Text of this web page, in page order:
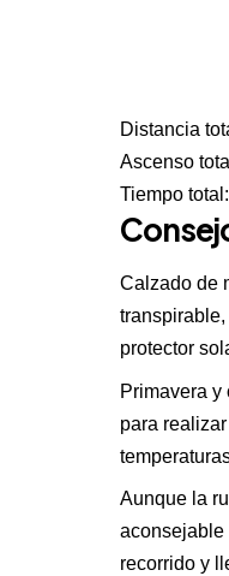
Distancia
Ascenso
Tiempo total:
Calzado de
protector
Primavera
para
Aunque la
aconsejable
recorrido y